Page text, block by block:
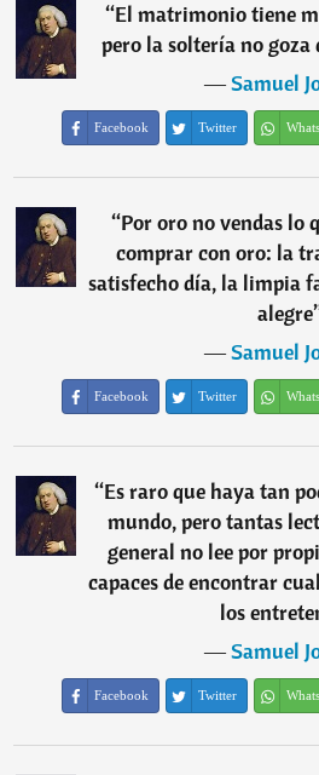
“El matrimonio tiene
pero la soltería no
―Samuel
Facebook Twitter
“Por oro no vendas lo
comprar con oro: la
satisfecho día, la limpia
alegre
―Samuel
Facebook Twitter
“Es raro que haya tan
mundo, pero tantas
general no lee por
capaces de encontrar
los
―Samuel
Facebook Twitter